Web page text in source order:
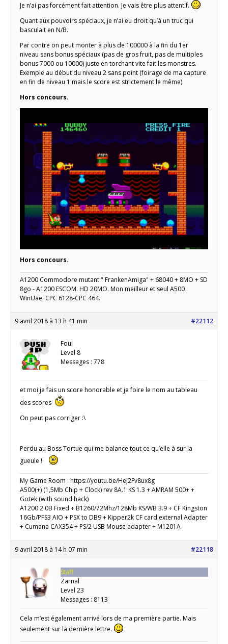
Je n’ai pas forcément fait attention. Je vais être plus attentif.
Quant aux pouvoirs spéciaux, je n’ai eu droit qu’à un truc qui
basculait en N/B.
Par contre on peut monter à plus de 100000 à la fin du 1er
niveau sans bonus spéciaux (pas de gros fruit, pas de multiples
bonus 7000 ou 10000) juste en torchant vite fait les monstres.
Exemple au début du niveau 2 sans point (foirage de ma capture
en fin de niveau 1 mais le score est strictement le même).
Hors concours.
Hors concours.
A1200 Commodore mutant " FrankenAmiga" + 68040 + 8MO + SD
8go - A1200 ESCOM. HD 20MO. Mon meilleur et seul A500 :
WinUae. CPC 6128-CPC 464.
9 avril 2018 à 13 h 41 min #22112
Foul
Level 8
Messages : 778
et moi je fais un score honorable et je foire le nom au tableau
des scores
On peut pas corriger :\
Perdu au Boss Tortue qui me balance tout ce qu’elle à sur la
gueule !
My Game Room : https://youtu.be/HeJ2Fv8ux8g
A500(+) (1,5Mb Chip + Clock) rev 8A.1 KS 1.3 + AMRAM 500+ +
Gotek (with sound hack)
A1200 2.0B Fixed + B1260/72Mhz/128Mb KS/WB 3.9 + CF Kingston
16Gb/PFS3 AIO + PSX to DB9 + Kipper2k CF card external Adapter
+ Cumana CAX354 + PS/2 USB Mouse adapter + M1201A
9 avril 2018 à 14 h 07 min #22118
Staff
Zarnal
Level 23
Messages : 8113
Cela m’est également arrivé lors de ma première partie. Mais
seulement sur la dernière lettre.